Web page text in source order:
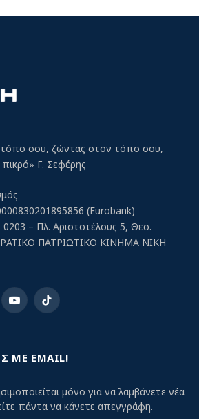
τόπο σου, ζώντας στον τόπο σου,
πικρό» Γ. Σεφέρης
(Eurobank)
0203 – Πλ. Αριστοτέλους 5, Θεσ.
ΠΑΤΡΙΩΤΙΚΟ ΚΙΝΗΜΑ ΝΙΚΗ
YouTubeTikTok
ΜΕ EMAIL!
μόνο για να λαμβάνετε νέα
πάντα να κάνετε απεγγράφη.